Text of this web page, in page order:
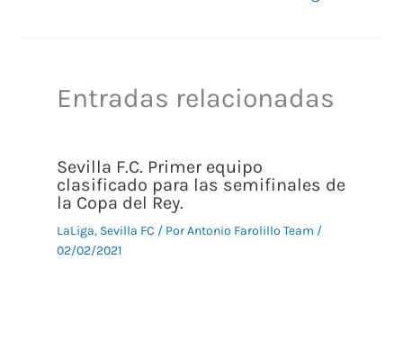
Entradas relacionadas
Sevilla F.C. Primer equipo
clasificado para las semifinales de
la Copa del Rey.
LaLiga, Sevilla FC / PorAntonio Farolillo Team /
02/02/2021